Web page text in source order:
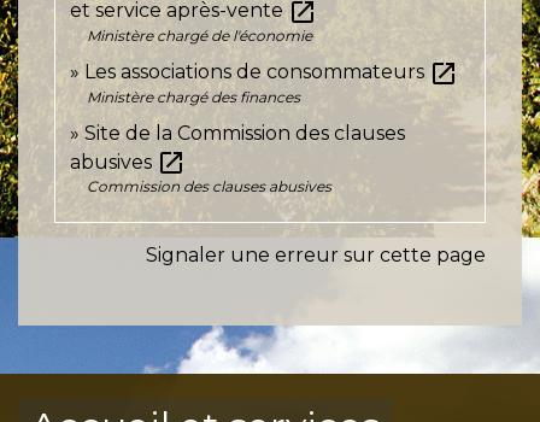
et service après-vente open_in_new
Ministère chargé de l'économie
Les associations de consommateurs open_in_new
Ministère chargé des finances
Site de la Commission des clauses
abusives open_in_new
Commission des clauses abusives
Signaler une erreur sur cette page